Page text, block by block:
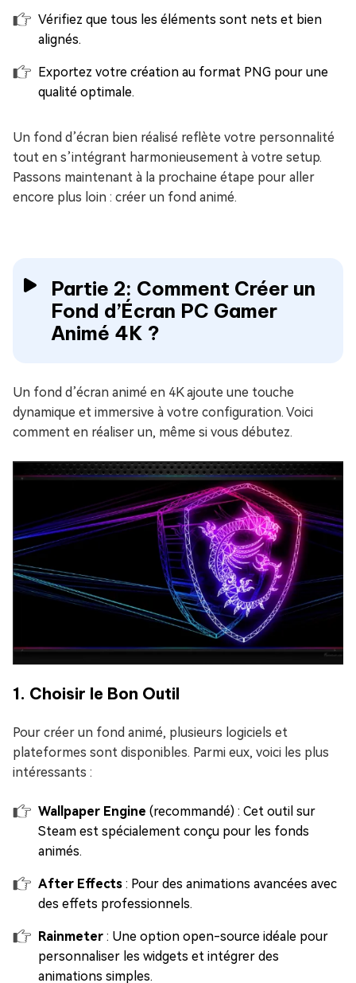
Vérifiez que tous les éléments sont nets et bien
alignés.
Exportez votre création au format PNG pour une
qualité optimale.
Un fond d’écran bien réalisé reflète votre personnalité
tout en s’intégrant harmonieusement à votre setup.
Passons maintenant à la prochaine étape pour aller
encore plus loin : créer un fond animé.
Partie 2: Comment Créer un
Fond d’Écran PC Gamer
Animé 4K ?
Un fond d’écran animé en 4K ajoute une touche
dynamique et immersive à votre configuration. Voici
comment en réaliser un, même si vous débutez.
1. Choisir le Bon Outil
Pour créer un fond animé, plusieurs logiciels et
plateformes sont disponibles. Parmi eux, voici les plus
intéressants :
Wallpaper Engine (recommandé) : Cet outil sur
Steam est spécialement conçu pour les fonds
animés.
After Effects : Pour des animations avancées avec
des effets professionnels.
Rainmeter : Une option open-source idéale pour
personnaliser les widgets et intégrer des
animations simples.